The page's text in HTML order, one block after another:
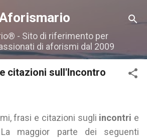
ai contenuti principali
- Sito di riferimento per
di aforismi dal 2009
citazioni sull'Incontro
frasi e citazioni sugli incontri e
maggior parte dei seguenti